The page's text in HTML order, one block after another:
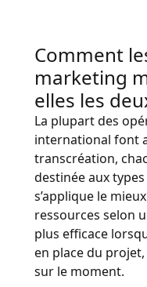
Comment
marketing
elles les
La plupart des
international font
transcréation,
destinée aux
s’applique le
ressources selon
plus efficace
en place du
sur le moment.